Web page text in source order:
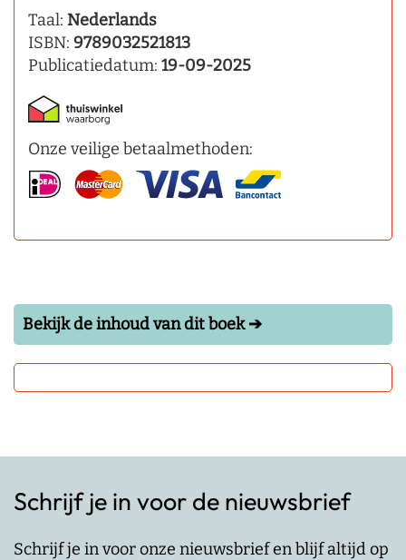
Taal: Nederlands
ISBN: 9789032521813
Publicatiedatum: 19-09-2025
Onze veilige betaalmethoden:
Bekijk de inhoud van dit boek ➔
Schrijf je in voor de nieuwsbrief
Schrijf je in voor onze nieuwsbrief en blijf altijd op